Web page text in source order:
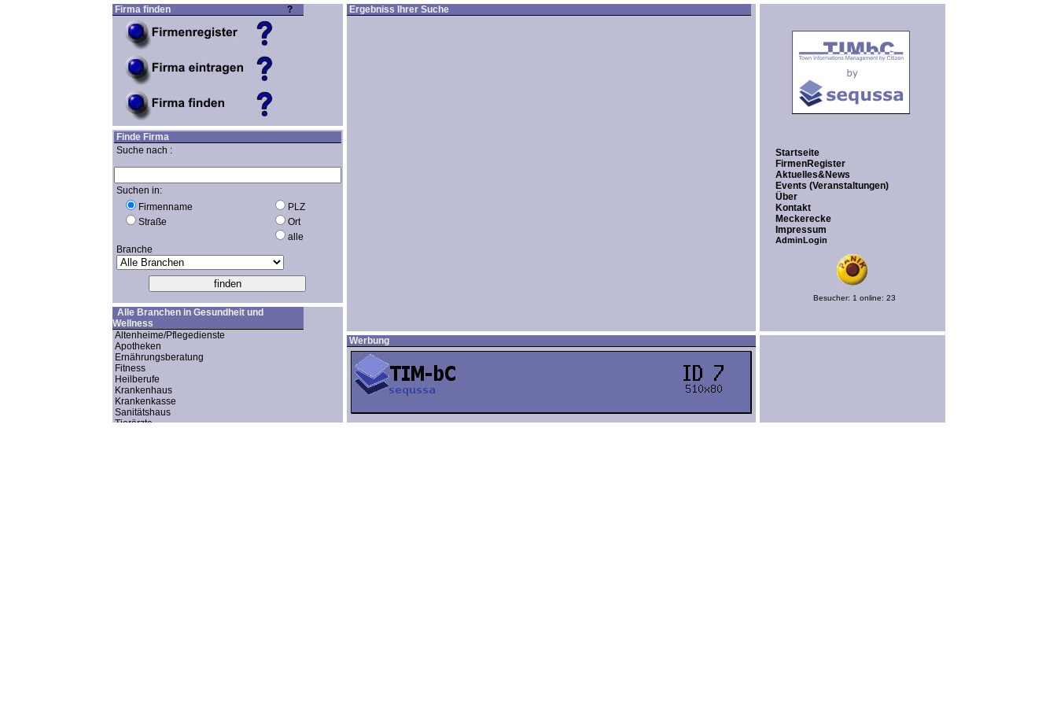
Firma finden ? Ergebniss Ihrer Suche
Startseite
FirmenRegister
Aktuelles&News
Events (Veranstaltungen)
Über
Kontakt
Meckerecke
Impressum
AdminLogin
Besucher: 1 online: 23
Finde Firma
Suche nach :
Suchen in:
Firmenname
Straße
PLZ
Ort
alle
Branche
Alle Branchen in Gesundheit und
Wellness
Altenheime/Pflegedienste
Apotheken
Ernährungsberatung
Fitness
Heilberufe
Krankenhaus
Krankenkasse
Sanitätshaus
Tierärzte
Werbung